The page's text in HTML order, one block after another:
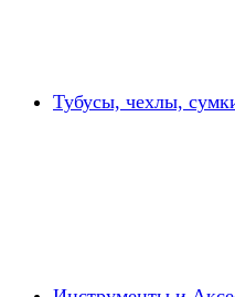
Тубусы, чехлы,